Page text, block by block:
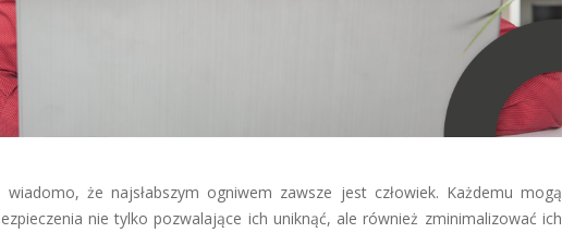
że najsłabszym ogniwem zawsze jest człowiek. Każdemu mogą
nie tylko pozwalające ich uniknąć, ale również zminimalizować ich